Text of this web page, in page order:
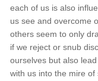
each of us is also
us see and overcome
others seem to only
if we reject or snub
ourselves but also
with us into the mire